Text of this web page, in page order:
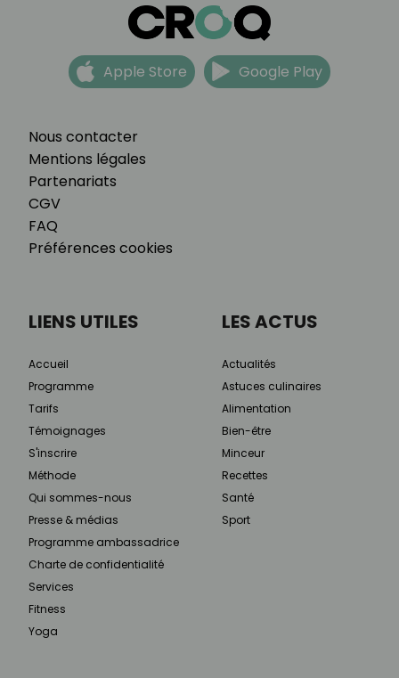
Nous contacter
Mentions légales
Partenariats
CGV
FAQ
Préférences cookies
Apple Store Google Play
LIENS UTILES
Accueil
Programme
Tarifs
Témoignages
S'inscrire
Méthode
Qui sommes-nous
Presse & médias
Programme ambassadrice
Charte de confidentialité
Services
Fitness
Yoga
LES ACTUS
Actualités
Astuces culinaires
Alimentation
Bien-être
Minceur
Recettes
Santé
Sport